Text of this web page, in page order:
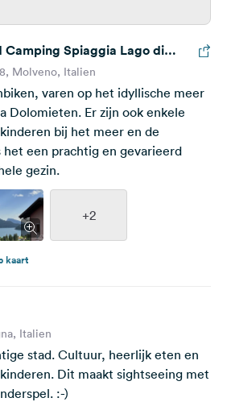
Camping Spiaggia Lago di
Molveno, Italien
varen op het idyllische meer
Dolomieten. Er zijn ook enkele
bij het meer en de
het een prachtig en gevarieerd
gezin.
+2
kaart
Italien
stad. Cultuur, heerlijk eten en
Dit maakt sightseeing met
:-)